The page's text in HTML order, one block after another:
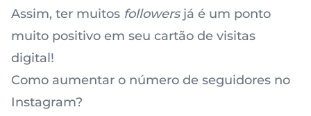
Assim, ter muitos followersjá é um ponto
muito positivo em seu cartão de visitas
digital!
Como aumentar o número de seguidores no
Instagram?